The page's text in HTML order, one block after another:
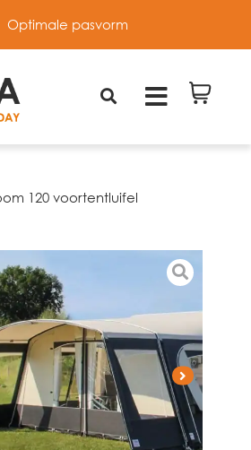
Hoogwaardige
120 voortentluifel